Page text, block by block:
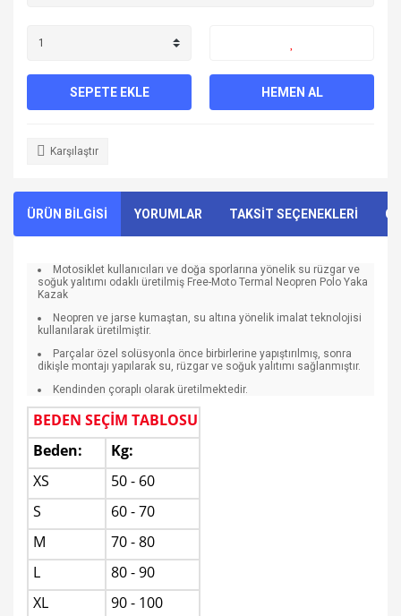
SEPETE EKLE HEMEN AL
Karşılaştır
ÜRÜN BİLGİSİ YORUMLAR TAKSİT SEÇENEKLERİ
Motosiklet kullanıcıları ve doğa sporlarına yönelik su rüzgar ve
soğuk yalıtımı odaklı üretilmiş Free-Moto Termal Neopren Polo Yaka
Kazak
Neopren ve jarse kumaştan, su altına yönelik imalat teknolojisi
kullanılarak üretilmiştir.
Parçalar özel solüsyonla önce birbirlerine yapıştırılmış, sonra
dikişle montajı yapılarak su, rüzgar ve soğuk yalıtımı sağlanmıştır.
Kendinden çoraplı olarak üretilmektedir.
BEDEN SEÇİM TABLOSU
Beden:
Kg:
XS
50 - 60
S
60 - 70
M
70 - 80
L
80 - 90
XL
90 - 100